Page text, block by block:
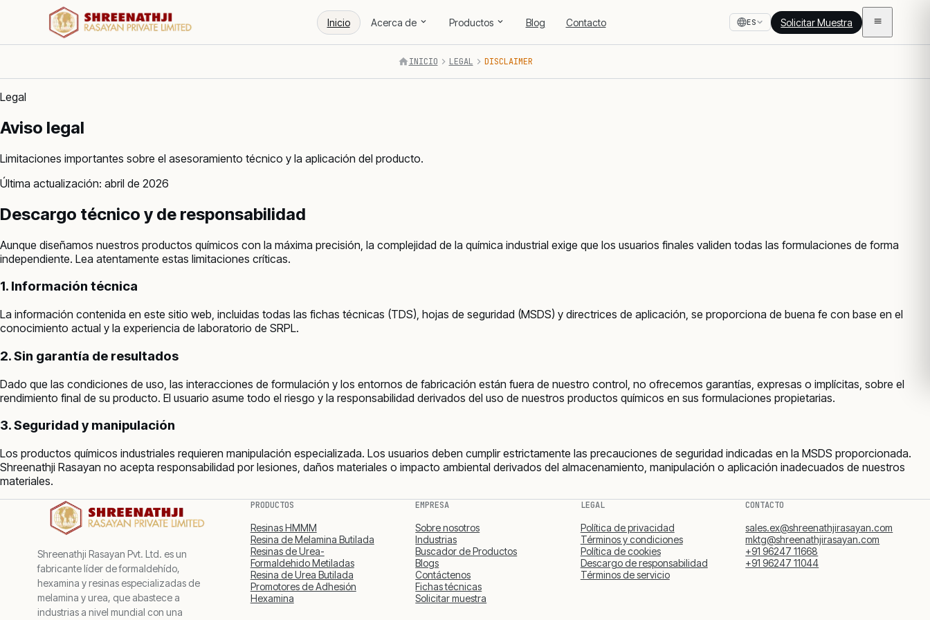
Inicio Acerca de Productos Blog Contacto ES Solicitar Muestra
INICIO LEGAL DISCLAIMER
Legal
Aviso legal
Limitaciones importantes sobre el asesoramiento técnico y la aplicación del producto.
Última actualización: abril de 2026
Descargo técnico y de responsabilidad
Aunque diseñamos nuestros productos químicos con la máxima precisión, la complejidad de la química industrial exige que los usuarios finales validen todas las formulaciones de forma
independiente. Lea atentamente estas limitaciones críticas.
1. Información técnica
La información contenida en este sitio web, incluidas todas las fichas técnicas (TDS), hojas de seguridad (MSDS) y directrices de aplicación, se proporciona de buena fe con base en el
conocimiento actual y la experiencia de laboratorio de SRPL.
2. Sin garantía de resultados
Dado que las condiciones de uso, las interacciones de formulación y los entornos de fabricación están fuera de nuestro control, no ofrecemos garantías, expresas o implícitas, sobre el
rendimiento final de su producto. El usuario asume todo el riesgo y la responsabilidad derivados del uso de nuestros productos químicos en sus formulaciones propietarias.
3. Seguridad y manipulación
Los productos químicos industriales requieren manipulación especializada. Los usuarios deben cumplir estrictamente las precauciones de seguridad indicadas en la MSDS proporcionada.
Shreenathji Rasayan no acepta responsabilidad por lesiones, daños materiales o impacto ambiental derivados del almacenamiento, manipulación o aplicación inadecuados de nuestros
materiales.
Shreenathji Rasayan Pvt. Ltd. es un
fabricante líder de formaldehído,
hexamina y resinas especializadas de
melamina y urea, que abastece a
industrias a nivel mundial con una
PRODUCTOS
Resinas HMMM
Resina de Melamina Butilada
Resinas de Urea-
Formaldehido Metiladas
Resina de Urea Butilada
Promotores de Adhesión
Hexamina
EMPRESA
Sobre nosotros
Industrias
Buscador de Productos
Blogs
Contáctenos
Fichas técnicas
Solicitar muestra
LEGAL
Política de privacidad
Términos y condiciones
Política de cookies
Descargo de responsabilidad
Términos de servicio
CONTACTO
sales.ex@shreenathjirasayan.com
mktg@shreenathjirasayan.com
+91 96247 11668
+91 96247 11044